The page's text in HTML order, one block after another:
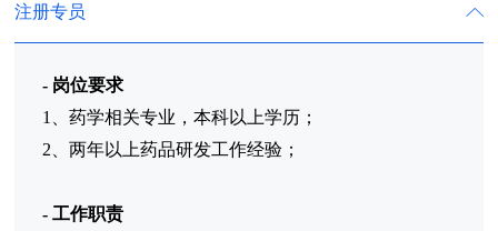
注册专员
- 岗位要求
1、药学相关专业，本科以上学历；
2、两年以上药品研发工作经验；
- 工作职责